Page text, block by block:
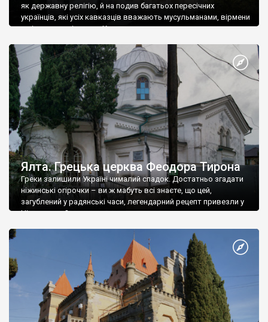
як державну релігію, й на подив багатьох пересічних
українців, які усіх кавказців вважають мусульманами, вірмени
є відданими вірянами Христа
Ялта. Грецька церква Феодора Тирона
Греки залишили Україні чималий спадок. Достатньо згадати
ніжинські огірочки – ви ж мабуть всі знаєте, що цей,
загублений у радянські часи, легендарний рецепт привезли у
Ніжин греки?